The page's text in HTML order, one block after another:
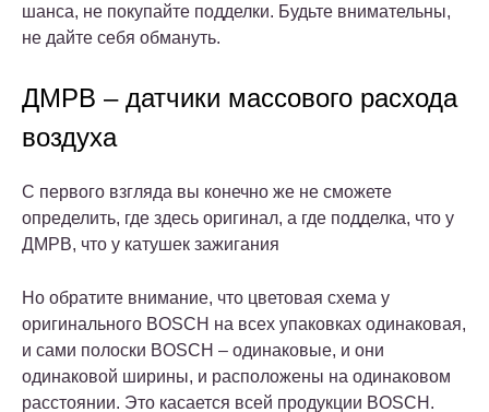
шанса, не покупайте подделки. Будьте внимательны,
не дайте себя обмануть.
ДМРВ – датчики массового расхода
воздуха
С первого взгляда вы конечно же не сможете
определить, где здесь оригинал, а где подделка, что у
ДМРВ, что у катушек зажигания
Но обратите внимание, что цветовая схема у
оригинального BOSCH на всех упаковках одинаковая,
и сами полоски BOSCH – одинаковые, и они
одинаковой ширины, и расположены на одинаковом
расстоянии. Это касается всей продукции BOSCH.